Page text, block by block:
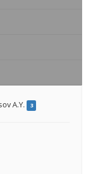
A.Y. 3